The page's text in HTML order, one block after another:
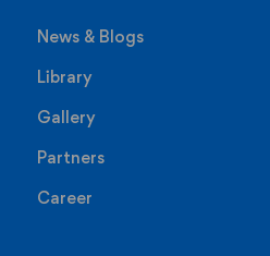
News & Blogs
Library
Gallery
Partners
Career